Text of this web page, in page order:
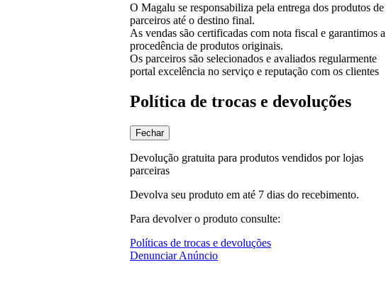
O Magalu se responsabiliza pela entrega dos produtos de
parceiros até o destino final.
As vendas são certificadas com nota fiscal e garantimos a
procedência de produtos originais.
Os parceiros são selecionados e avaliados regularmente
portal excelência no serviço e reputação com os clientes
Política de trocas e devoluções
Fechar
Devolução gratuita para produtos vendidos por lojas
parceiras
Devolva seu produto em até 7 dias do recebimento.
Para devolver o produto consulte:
Políticas de trocas e devoluções
Denunciar Anúncio